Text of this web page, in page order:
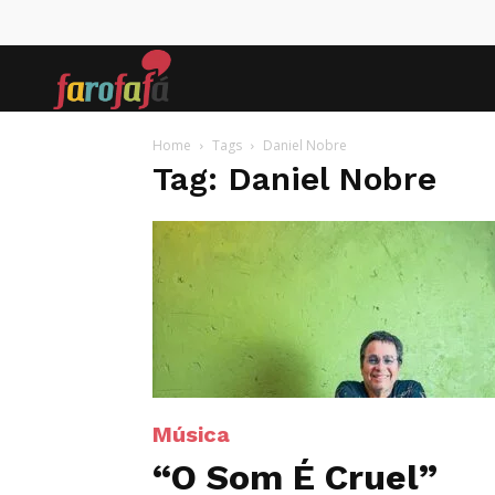
Home Tags Daniel Nobre
Tag: Daniel Nobre
Música
“O Som É Cruel”